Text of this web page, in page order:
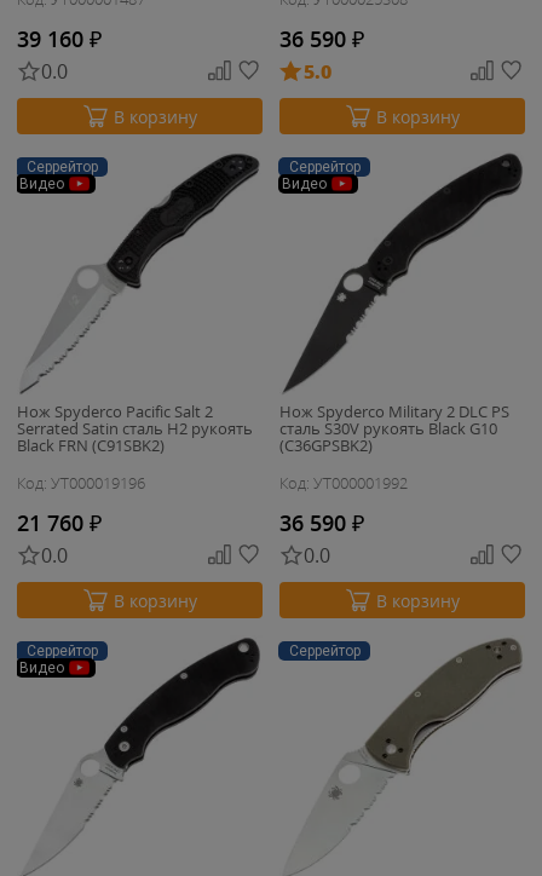
39 160 ₽
0.0
В корзину
36 590 ₽
5.0
В корзину
Серрейтор
Видео
Нож Spyderco Pacific Salt 2
Serrated Satin сталь H2 рукоять
Black FRN (C91SBK2)
Код: УТ000019196
21 760 ₽
0.0
В корзину
Серрейтор
Видео
Нож Spyderco Military 2 DLC PS
сталь S30V рукоять Black G10
(C36GPSBK2)
Код: УТ000001992
36 590 ₽
0.0
В корзину
Серрейтор
Видео
Серрейтор